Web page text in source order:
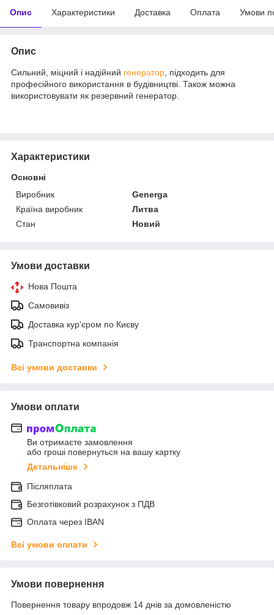
Опис Характеристики Доставка Оплата Умови
Опис
Сильний, міцний і надійний генератор , підходить для
професійного використання в будівництві. Також можна
використовувати як резервний генератор.
Характеристики
Основні
Виробник
Generga
Країна виробник
Литва
Стан
Новий
Умови доставки
Нова Пошта
Самовивіз
Доставка кур'єром по Києву
Транспортна компанія
Всі умови доставки
Умови оплати
Ви отримаєте замовлення
або гроші повернуться на вашу картку
Детальніше
Післяплата
Безготівковий розрахунок з ПДВ
Оплата через IBAN
Всі умови оплати
Умови повернення
Повернення товару впродовж 14 днів за домовленістю